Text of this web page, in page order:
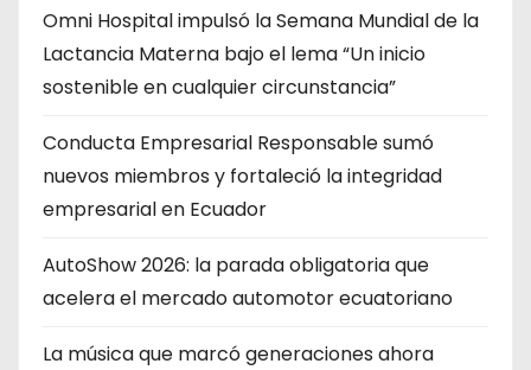
Omni Hospital impulsó la Semana Mundial de la
Lactancia Materna bajo el lema “Un inicio
sostenible en cualquier circunstancia”
Conducta Empresarial Responsable sumó
nuevos miembros y fortaleció la integridad
empresarial en Ecuador
AutoShow 2026: la parada obligatoria que
acelera el mercado automotor ecuatoriano
La música que marcó generaciones ahora